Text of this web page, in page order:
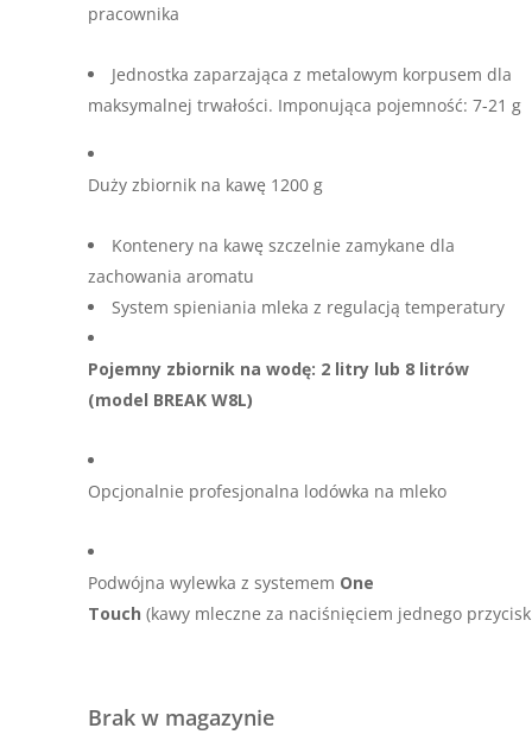
pracownika
Jednostka zaparzająca z metalowym korpusem dla
maksymalnej trwałości. Imponująca pojemność: 7-21 g
Duży zbiornik na kawę 1200 g
Kontenery na kawę szczelnie zamykane dla
zachowania aromatu
System spieniania mleka z regulacją temperatury
Pojemny zbiornik na wodę: 2 litry lub 8 litrów
(model BREAK W8L)
Opcjonalnie profesjonalna lodówka na mleko
Podwójna wylewka z systemem One
Touch (kawy mleczne za naciśnięciem jednego
Brak w magazynie